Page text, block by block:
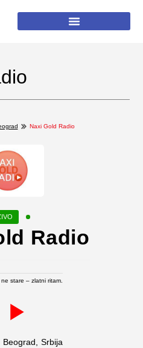
Naxi Gold Radio
Radio
stare – zlatni ritam.
Beograd Srbija